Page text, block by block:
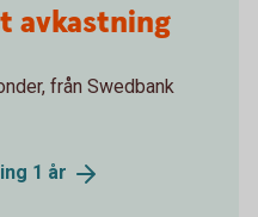
avkastning
från Swedbank
1 år